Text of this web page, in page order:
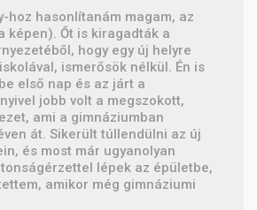
hoz hasonlítanám magam, az
képen). Őt is kiragadták a
hogy egy új helyre
ismerősök nélkül. Én is
első nap és az járt a
jobb volt a megszokott,
ami a gimnáziumban
át. Sikerült túllendülni az új
és most már ugyanolyan
lépek az épületbe,
amikor még gimnáziumi